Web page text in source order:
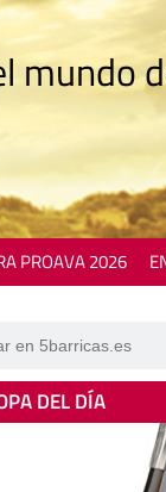
mundo
PROAVA 2026
DEL DÍA